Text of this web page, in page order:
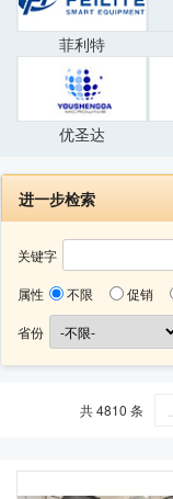
菲利特
优圣达
进一步检索
关键字
属性 不限 促销
省份
共 4810 条